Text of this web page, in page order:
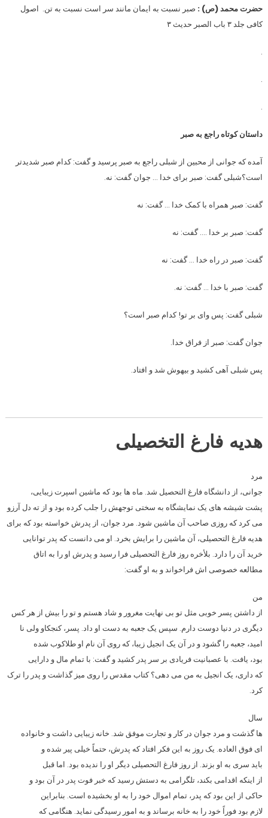
حضرت محمد (ص) : صبر نسبت به ایمان مانند سر است نسبت به تن. اصول
کافی جلد ۳ باب الصبر حدیث ۳
.
.
.
داستان کوتاه راجع به صبر
آمده که جوانی از محبین از شبلی راجع به صبر پرسید و گفت: کدام صبر شدیدتر
است؟شبلی گفت: صبر برای خدا … جوان گفت: نه.
گفت: صبر همراه با کمک خدا … گفت: نه
گفت: صبر بر خدا …. گفت: نه
گفت: صبر در راه خدا … گفت: نه
گفت: صبر با خدا … گفت: نه.
شبلی گفت: پس وای بر تو! کدام صبر است؟
جوان گفت: صبر از فراق خدا.
پس شبلی آهی کشید و بیهوش شد و افتاد.
هدیه فارغ التخصیلی
مرد
جوانی، از دانشگاه فارغ التحصیل شد. ماه ها بود که ماشین اسپرت زیبایی،
پشت شیشه‏ های یک نمایشگاه به سختی توجهش را جلب کرده بود و از ته دل آرزو
می کرد که روزی صاحب آن ماشین شود. مرد جوان، از پدرش خواسته بود که برای
هدیه فارغ التحصیلی، آن ماشین را برایش بخرد. او می دانست که پدر توانایی
خرید آن را دارد. بلأخره روز فارغ التحصیلی فرا رسید و پدرش او را به اتاق
مطالعه خصوصی اش فراخواند و به او گفت:
من
از داشتن پسر خوبی مثل تو بی نهایت مغرور و شاد هستم و تو را بیش از هر کس
دیگری در دنیا دوست دارم. سپس یک جعبه به دست او داد. پسر، کنجکاو ولی نا
امید، جعبه را گشود و در آن یک انجیل زیبا، که روی آن نام او طلاکوب شده
بود، یافت. با عصبانیت فریادی بر سر پدر کشید و گفت: با تمام مال و دارایی
که داری، یک انجیل به من می دهی؟ کتاب مقدس را روی میز گذاشت و پدر را ترک
کرد.
سال
ها گذشت و مرد جوان در کار و تجارت موفق شد. خانه زیبایی داشت و خانواده
ای فوق العاده. یک روز به این فکر افتاد که پدرش، حتماً خیلی پیر شده و
باید سری به او بزند. از روز فارغ التحصیلی دیگر او را ندیده بود. اما قبل
از اینکه اقدامی بکند، تلگرامی به دستش رسید که خبر فوت پدر در آن بود و
حاکی از این بود که پدر، تمام اموال خود را به او بخشیده است. بنابراین
لازم بود فوراً خود را به خانه برساند و به امور رسیدگی نماید. هنگامی که